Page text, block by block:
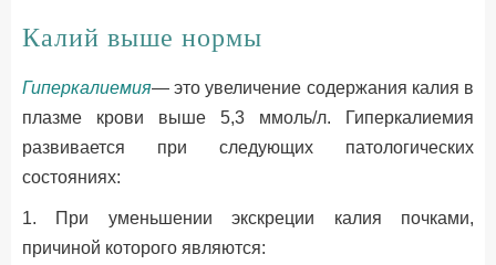
Калий выше нормы
Гиперкалиемия— это увеличение содержания калия в
плазме крови выше 5,3 ммоль/л. Гиперкалиемия
развивается при следующих патологических
состояниях:
1. При уменьшении экскреции калия почками,
причиной которого являются: